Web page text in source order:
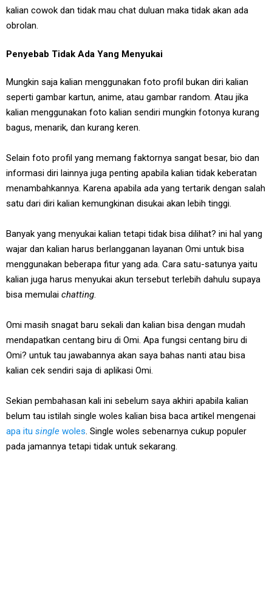
kalian cowok dan tidak mau chat duluan maka tidak akan ada
obrolan.
Penyebab Tidak Ada Yang Menyukai
Mungkin saja kalian menggunakan foto profil bukan diri kalian
seperti gambar kartun, anime, atau gambar random. Atau jika
kalian menggunakan foto kalian sendiri mungkin fotonya kurang
bagus, menarik, dan kurang keren.
Selain foto profil yang memang faktornya sangat besar, bio dan
informasi diri lainnya juga penting apabila kalian tidak keberatan
menambahkannya. Karena apabila ada yang tertarik dengan salah
satu dari diri kalian kemungkinan disukai akan lebih tinggi.
Banyak yang menyukai kalian tetapi tidak bisa dilihat? ini hal yang
wajar dan kalian harus berlangganan layanan Omi untuk bisa
menggunakan beberapa fitur yang ada. Cara satu-satunya yaitu
kalian juga harus menyukai akun tersebut terlebih dahulu supaya
bisa memulai chatting.
Omi masih snagat baru sekali dan kalian bisa dengan mudah
mendapatkan centang biru di Omi. Apa fungsi centang biru di
Omi? untuk tau jawabannya akan saya bahas nanti atau bisa
kalian cek sendiri saja di aplikasi Omi.
Sekian pembahasan kali ini sebelum saya akhiri apabila kalian
belum tau istilah single woles kalian bisa baca artikel mengenai
apa itu single woles. Single woles sebenarnya cukup populer
pada jamannya tetapi tidak untuk sekarang.